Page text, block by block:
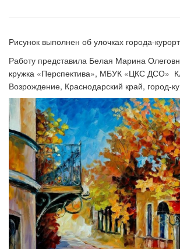
Рисунок выполнен об улочках города-
Работу представила Белая Марина
кружка «Перспектива», МБУК «ЦКС ДСО»
Возрождение, Краснодарский край, город-